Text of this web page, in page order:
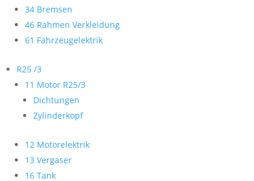
34 Bremsen
46 Rahmen Verkleidung
61 Fahrzeugelektrik
R25 /3
11 Motor R25/3
Dichtungen
Zylinderkopf
12 Motorelektrik
13 Vergaser
16 Tank